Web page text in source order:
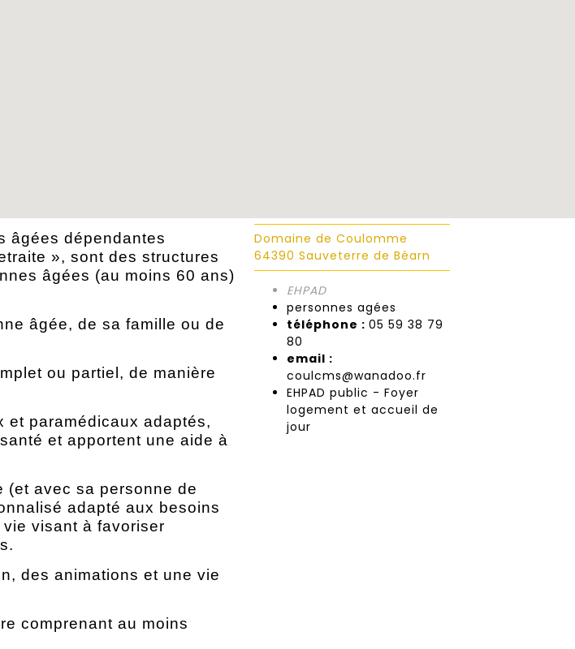
âgées dépendantes
», sont des structures
âgées (au moins 60 ans)
âgée, de sa famille ou de
ou partiel, de manière
et paramédicaux adaptés,
et apportent une aide à
(et avec sa personne de
adapté aux besoins
visant à favoriser
des animations et une vie
comprenant au moins
Domaine de Coulomme
64390 Sauveterre de Béarn
EHPAD
personnes agées
téléphone : 05 59 38 79
80
email :
coulcms@wanadoo.fr
EHPAD public - Foyer
logement et accueil de
jour